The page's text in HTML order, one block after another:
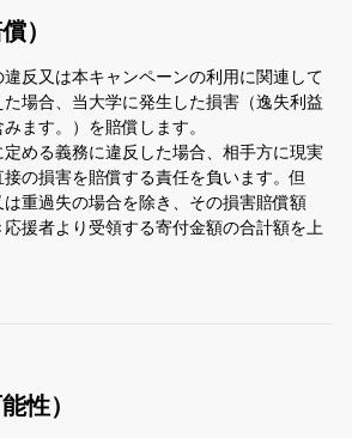
）
反又は本キャンペーンの利用に関連して
場合、当大学に発生した損害（逸失利益
ます。）を賠償します。
める義務に違反した場合、相手方に現実
の損害を賠償する責任を負います。但
重過失の場合を除き、その損害賠償額
援者より受領する寄付金額の合計額を上
性）